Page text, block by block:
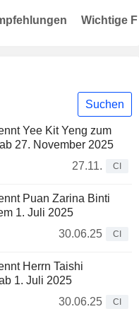
Suchen
Yee Kit Yeng zum
27. November 2025
27.11.
CI
Puan Zarina Binti
1. Juli 2025
30.06.25
CI
Herrn Taishi
1. Juli 2025
30.06.25
CI
Wichtige